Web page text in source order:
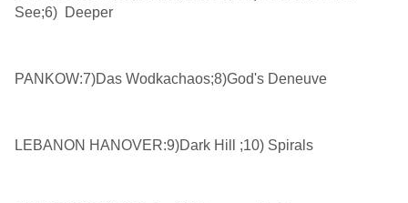
See;6) Deeper
PANKOW:7)Das Wodkachaos;8)God's Deneuve
LEBANON HANOVER:9)Dark Hill ;10) Spirals